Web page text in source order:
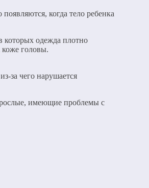
когда тело ребенка
которых одежда плотно
коже головы.
за чего нарушается
имеющие проблемы с